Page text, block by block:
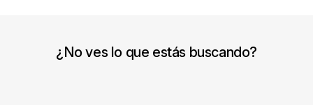
¿No ves lo que estás buscando?